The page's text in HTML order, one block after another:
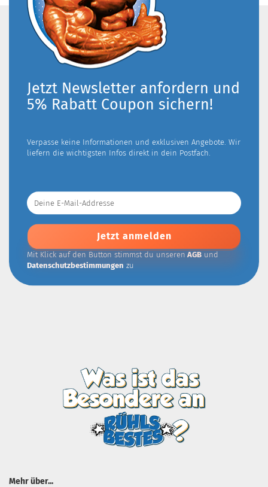
Jetzt Newsletter anfordern und
5% Rabatt Coupon sichern!
Verpasse keine Informationen und exklusiven Angebote. Wir
liefern die wichtigsten Infos direkt in dein Postfach.
Deine
E-
Mail-
Addresse
Mit Klick auf den Button stimmst du unseren AGB und
Datenschutzbestimmungen zu
Mehr über...